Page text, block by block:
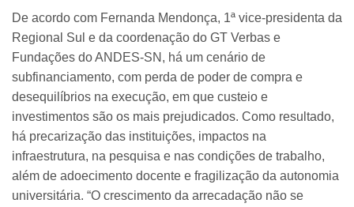
De acordo com Fernanda Mendonça, 1ª vice-presidenta da
Regional Sul e da coordenação do GT Verbas e
Fundações do ANDES-SN, há um cenário de
subfinanciamento, com perda de poder de compra e
desequilíbrios na execução, em que custeio e
investimentos são os mais prejudicados. Como resultado,
há precarização das instituições, impactos na
infraestrutura, na pesquisa e nas condições de trabalho,
além de adoecimento docente e fragilização da autonomia
universitária. “O crescimento da arrecadação não se